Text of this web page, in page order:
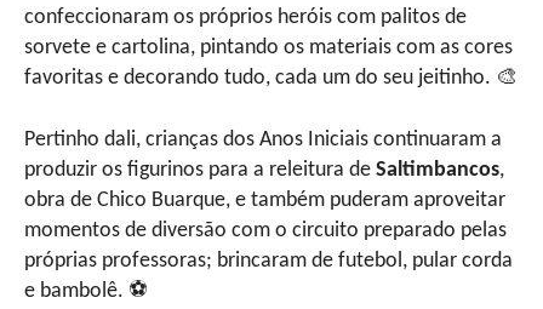
confeccionaram os próprios heróis com palitos de
sorvete e cartolina, pintando os materiais com as cores
favoritas e decorando tudo, cada um do seu jeitinho. 🎨
Pertinho dali, crianças dos Anos Iniciais continuaram a
produzir os figurinos para a releitura de Saltimbancos,
obra de Chico Buarque, e também puderam aproveitar
momentos de diversão com o circuito preparado pelas
próprias professoras; brincaram de futebol, pular corda
e bambolê. ⚽